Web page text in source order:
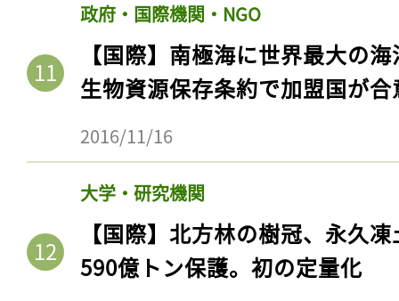
政府・国際機関・NGO
【国際】南極海に世界最大の
生物資源保存条約で加盟国が合
2016/11/16
大学・研究機関
【国際】北方林の樹冠、永久
590億トン保護。初の定量化